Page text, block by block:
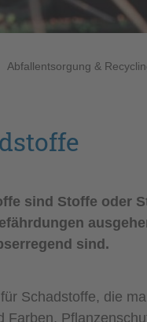
Abfallentsorgung &
sind Stoffe oder
sind.
Schadstoffe, die
Farben,